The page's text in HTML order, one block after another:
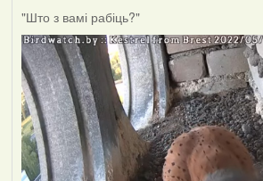
"Што з вамі рабіць?"